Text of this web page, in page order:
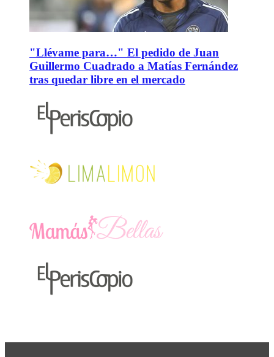
"Llévame para…" El pedido de Juan
Guillermo Cuadrado a Matías Fernández
tras quedar libre en el mercado